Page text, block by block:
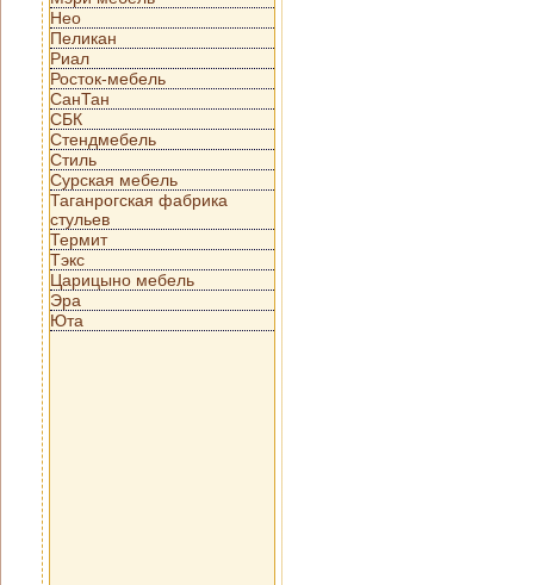
Нео
Пеликан
Риал
Росток-мебель
СанТан
СБК
Стендмебель
Стиль
Сурская мебель
Таганрогская фабрика
стульев
Термит
Тэкс
Царицыно мебель
Эра
Юта